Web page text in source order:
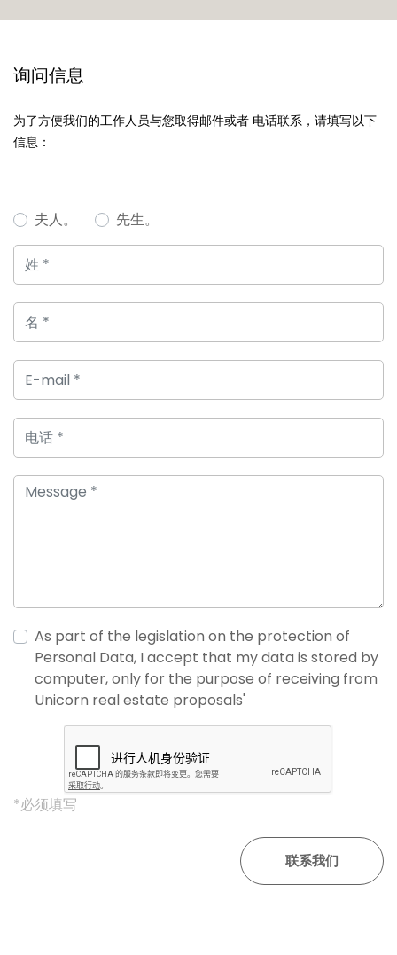
询问信息
为了方便我们的工作人员与您取得邮件或者 电话联系，请填写以下
信息：
夫人。 先生。
As part of the legislation on the protection of
Personal Data, I accept that my data is stored by
computer, only for the purpose of receiving from
Unicorn real estate proposals'
*必须填写